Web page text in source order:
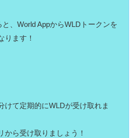
、World AppからWLDトークンを
ります！
けて定期的にWLDが受け取れま
から受け取りましょう！